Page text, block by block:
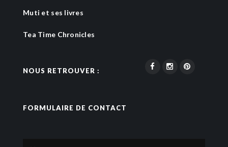
Muti et ses livres
Tea Time Chronicles
NOUS RETROUVER :
FORMULAIRE DE CONTACT